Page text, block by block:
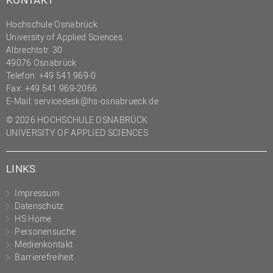
Prozessmanagement
Recht
Science to Business GmbH
Studierendensekretariat
Transfer- und
Hochschule Osnabrück
University of Applied Sciences
Albrechtstr. 30
49076 Osnabrück
Telefon: +49 541 969-0
Fax: +49 541 969-2066
E-Mail: servicedesk@hs-osnabrueck.de
© 2026 HOCHSCHULE OSNABRÜCK
UNIVERSITY OF APPLIED SCIENCES
LINKS
Impressum
Datenschutz
HS Home
Personensuche
Medienkontakt
Barrierefreiheit